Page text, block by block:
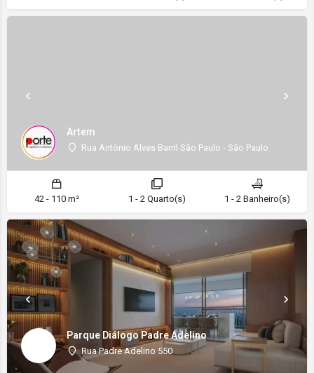
Artem
Rua Antônio Alves Barril São Paulo - São Paulo
42 - 110 m² 1 - 2 Quarto(s) 1 - 2 Banheiro(s)
Parque Diálogo Padre Adelino
Rua Padre Adelino 550